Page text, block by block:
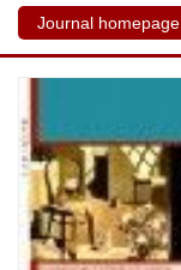
Journal homepage